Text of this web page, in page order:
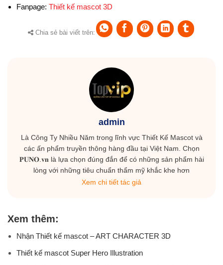
Fanpage: Thiết kế mascot 3D
Chia sẻ bài viết trên:
admin
Là Công Ty Nhiều Năm trong lĩnh vực Thiết Kế Mascot và
các ấn phẩm truyền thông hàng đầu tại Việt Nam. Chọn
𝐏𝐔𝐍𝐎.𝐯𝐧 là lựa chọn đúng đắn để có những sản phẩm hài
lòng với những tiêu chuẩn thẩm mỹ khắc khe hơn
Xem chi tiết tác giả
Xem thêm:
Nhận Thiết kế mascot – ART CHARACTER 3D
Thiết kế mascot Super Hero Illustration